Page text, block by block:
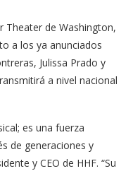
Theater de Washington,
a los ya anunciados
Julissa Prado y
a nivel nacional
es una fuerza
de generaciones y
y CEO de HHF. “Su